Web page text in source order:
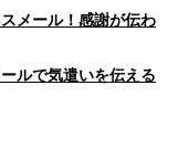
メール！感謝が伝わ
ルで気遣いを伝える